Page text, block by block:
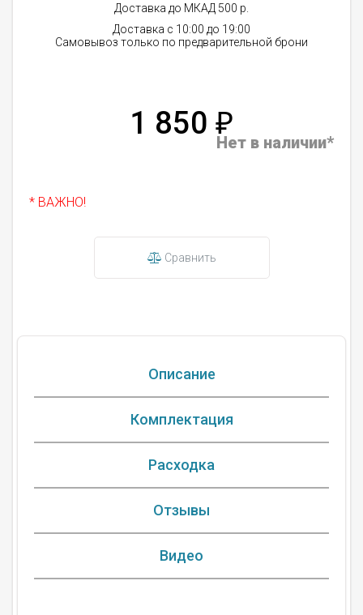
Доставка до МКАД 500 р.
Доставка с 10:00 до 19:00
Самовывоз только по предварительной брони
1 850 ₽
Нет в наличии*
* ВАЖНО!
Сравнить
Описание
Комплектация
Расходка
Отзывы
Видео